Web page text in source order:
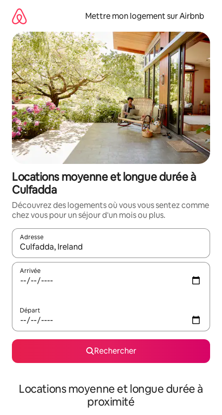
directement
contenu
Mettre mon logement sur Airbnb
Locations moyenne et longue durée à
Culfadda
Découvrez des logements où vous vous sentez comme
chez vous pour un séjour d'un mois ou plus.
Adresse
Lorsque les résultats s'affichent, utilisez les flèches vers le
Arrivée
Départ
Rechercher
Locations moyenne et longue durée à
proximité